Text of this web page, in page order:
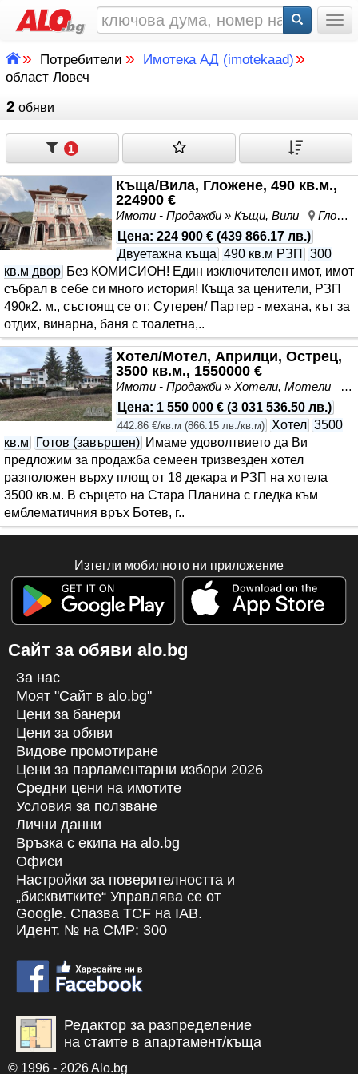
» Потребители» Имотека АД (imotekaad) »
област Ловеч
2 обяви
1
Къща/Вила, Гложене, 490 кв.м.,
224900 €
Имоти - Продажби » Къщи, Вили
Гложене, област Ловеч
Цена: 224 900 € (439 866.17 лв.)
Двуетажна къща 490 кв.м РЗП
300
кв.м двор Без КОМИСИОН! Един изключителен имот, имот
събрал в себе си много история! Къща за ценители, РЗП
490к2. м., състоящ се от: Сутерен/ Партер - механа, кът за
отдих, винарна, баня с тоалетна,..
Хотел/Мотел, Априлци, Острец,
3500 кв.м., 1550000 €
Имоти - Продажби » Хотели, Мотели
Цена: 1 550 000 € (3 031 536.50 лв.)
442.86 €/кв.м (866.15 лв./кв.м) Хотел 3500
кв.м
Готов (завършен) Имаме удоволтвието да Ви
предложим за продажба семеен тризвезден хотел
разположен върху площ от 18 декара и РЗП на хотела
3500 кв.м. В сърцето на Стара Планина с гледка към
емблематичния връх Ботев, г..
Изтегли мобилното ни приложение
Сайт за обяви alo.bg
За нас
Моят "Сайт в alo.bg"
Цени за банери
Цени за обяви
Видове промотиране
Цени за парламентарни избори 2026
Средни цени на имотите
Условия за ползване
Лични данни
Връзка с екипa на alo.bg
Офиси
Настройки за поверителността и
„бисквитките“ Управлява се от
Google. Спазва TCF на IAB.
Идент. № на CMP: 300
Редактор за разпределение
на стаите в апартамент/къща
© 1996 - 2026 Alo.bg